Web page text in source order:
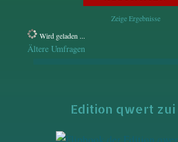
Zeige Ergebnisse
Wird geladen ...
Ältere Umfragen
Edition qwert zui